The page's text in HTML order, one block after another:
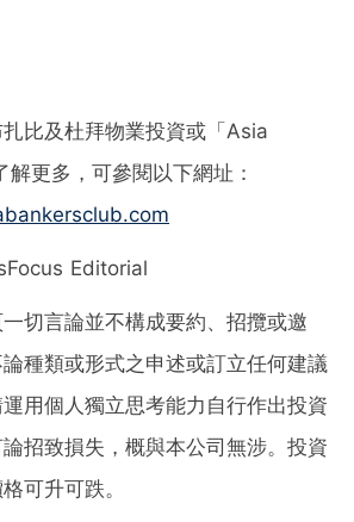
比及杜拜物業投資或「Asia
更多，可參閱以下網址：
Editorial
切言論並不構成要約、招攬或邀
種類或形式之申述或訂立任何建議
用個人獨立思考能力自行作出投資
招致損失，概與本公司無涉。投資
可升可跌。